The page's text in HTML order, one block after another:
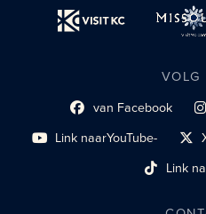
VOLG
Link naar sociaal profiel
van Facebook
Link naarYouTube-
sociaal profiel
Link